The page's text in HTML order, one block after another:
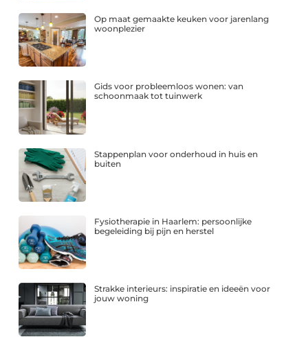
Op maat gemaakte keuken voor jarenlang
woonplezier
Gids voor probleemloos wonen: van
schoonmaak tot tuinwerk
Stappenplan voor onderhoud in huis en
buiten
Fysiotherapie in Haarlem: persoonlijke
begeleiding bij pijn en herstel
Strakke interieurs: inspiratie en ideeën voor
jouw woning